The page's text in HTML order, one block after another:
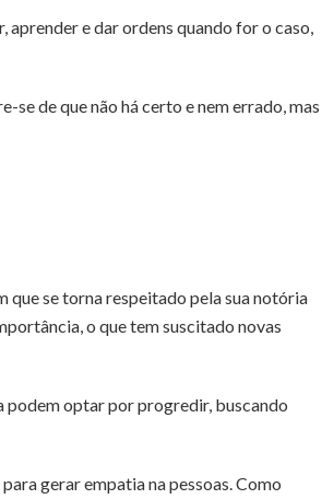
e dar ordens quando for o caso,
se de que não há certo e nem errado, mas
que se torna respeitado pela sua notória
o que tem suscitado novas
podem optar por progredir, buscando
gerar empatia na pessoas. Como